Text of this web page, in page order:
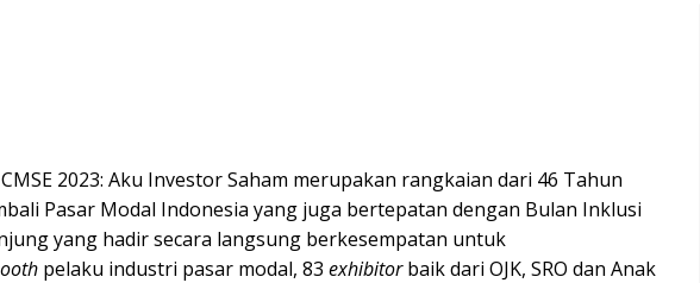
2023: Aku Investor Saham merupakan rangkaian dari 46 Tahun
Pasar Modal Indonesia yang juga bertepatan dengan Bulan Inklusi
yang hadir secara langsung berkesempatan untuk
pelaku industri pasar modal, 83 exhibitorbaik dari OJK, SRO dan Anak